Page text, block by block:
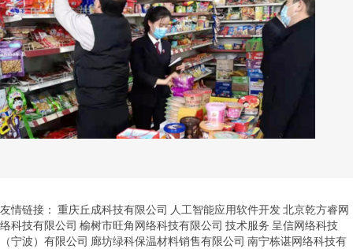
友情链接： 重庆丘成科技有限公司 人工智能应用软件开发北京乾方睿网
络科技有限公司 榆树市旺角网络科技有限公司 技术服务 呈信网络科技
（宁波）有限公司 廊坊绿科保温材料销售有限公司 南宁栋谌网络科技有